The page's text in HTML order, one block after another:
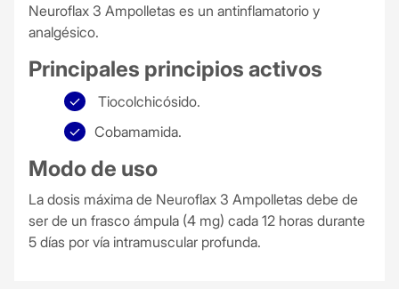
Neuroflax 3 Ampolletas es un antinflamatorio y
analgésico.
Principales principios activos
Tiocolchicósido.
Cobamamida.
Modo de uso
La dosis máxima de Neuroflax 3 Ampolletas debe de
ser de un frasco ámpula (4 mg) cada 12 horas durante
5 días por vía intramuscular profunda.